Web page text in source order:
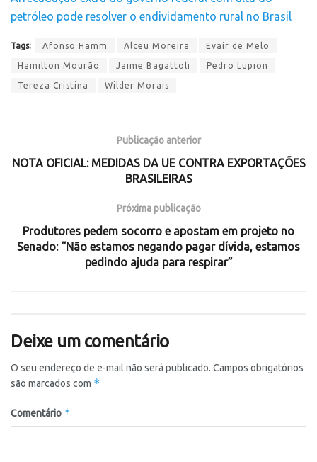
petróleo pode resolver o endividamento rural no Brasil
Tags: Afonso Hamm Alceu Moreira Evair de Melo
Hamilton Mourão Jaime Bagattoli Pedro Lupion
Tereza Cristina Wilder Morais
Publicação anterior
NOTA OFICIAL: MEDIDAS DA UE CONTRA EXPORTAÇÕES
BRASILEIRAS
Próxima publicação
Produtores pedem socorro e apostam em projeto no
Senado: “Não estamos negando pagar dívida, estamos
pedindo ajuda para respirar”
Deixe um comentário
O seu endereço de e-mail não será publicado. Campos obrigatórios
são marcados com *
Comentário *